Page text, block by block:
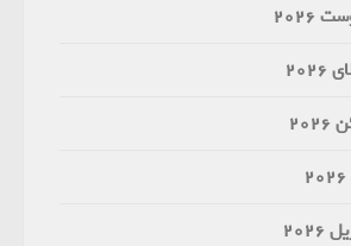
2026